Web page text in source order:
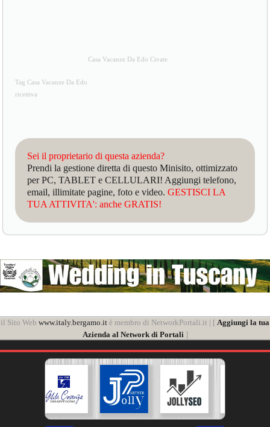
Casa Vacanze Da Edo Civate
Tag Casa Vacanze Da Edo
ricettiva
Sei il proprietario di questa azienda?
Prendi la gestione diretta di questo Minisito, ottimizzato
per PC, TABLET e CELLULARI! Aggiungi telefono,
email, illimitate pagine, foto e video.GESTISCI LA
TUA ATTIVITA': anche GRATIS!
il Sito Web www.italy.bergamo.it è membro di NetworkPortali.it | [ Aggiungi la tua
Azienda al Network di Portali]